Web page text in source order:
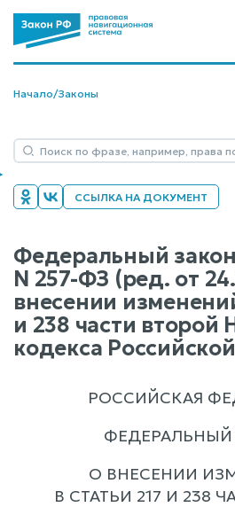
Начало/Законы
ССЫЛКА НА ДОКУМЕНТ
Федеральный
N 257-ФЗ (ред. от
внесении
и 238 части второй
кодекса
РОССИЙСКАЯ
ФЕДЕРАЛЬНЫЙ
О ВНЕСЕНИИ
В СТАТЬИ 217 И 238